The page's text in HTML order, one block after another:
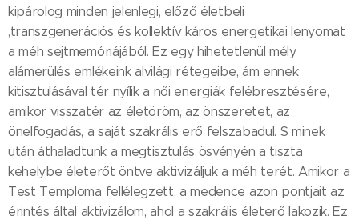
kipárolog minden jelenlegi, előző életbeli
,transzgenerációs és kollektív káros energetikai lenyomat
a méh sejtmemóriájából. Ez egy hihetetlenül mély
alámerülés emlékeink alvilági rétegeibe, ám ennek
kitisztulásával tér nyílik a női energiák felébresztésére,
amikor visszatér az életöröm, az önszeretet, az
önelfogadás, a saját szakrális erő felszabadul. S minek
után áthaladtunk a megtisztulás ösvényén a tiszta
kehelybe életerőt öntve aktivizáljuk a méh terét. Amikor a
Test Temploma fellélegzett, a medence azon pontjait az
érintés által aktivizálom, ahol a szakrális életerő lakozik. Ez